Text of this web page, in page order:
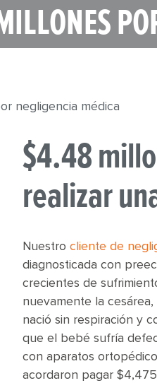
negligencia médica
$4.48
realizar
Nuestrocliente de
diagnosticada con
crecientes de
nuevamente la
nació sin respiración y
que el bebé sufría
con aparatos
acordaron pagar